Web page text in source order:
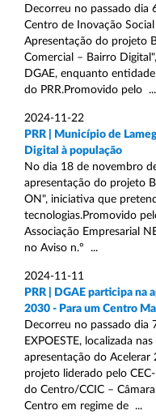
Decorreu no passado dia
Centro de Inovação
Apresentação do projeto
Comercial – Bairro
DGAE, enquanto
do PRR.Promovido pelo ...
2024-11-22
PRR | Município de
Digital à população
No dia 18 de novembro
apresentação do projeto
ON", iniciativa que
tecnologias.Promovido
Associação Empresarial
no Aviso n.º ...
2024-11-11
PRR | DGAE participa na
2030 - Para um Centro
Decorreu no passado dia
EXPOESTE, localizada
apresentação do
projeto liderado pelo
do Centro/CCIC –
Centro em regime de ...